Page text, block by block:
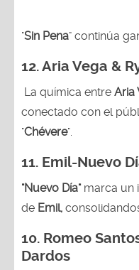
"Sin Pena" continúa
12. Aria Vega &
La química entre Aria
conectado con el
"Chévere".
11. Emil-Nuevo
"Nuevo Día"marca un
de Emil,
10. Romeo
Dardos